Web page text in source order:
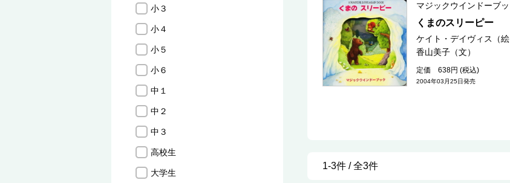
小３
小４
小５
小６
中１
中２
中３
高校生
大学生
マジックウインドーブッ
くまのスリーピー
ケイト・デイヴィス（絵
香山美子（文）
定価 638円 (税込)
2004年03月25日発売
1-3件 / 全3件